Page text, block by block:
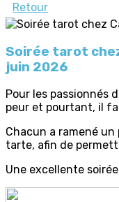
Retour
Soirée tarot
juin 2026
Pour les passionnés
peur et pourtant, il
Chacun a ramené
tarte, afin de
Une excellente